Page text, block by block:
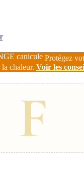
canicule Protégez
chaleur. Voir les
F